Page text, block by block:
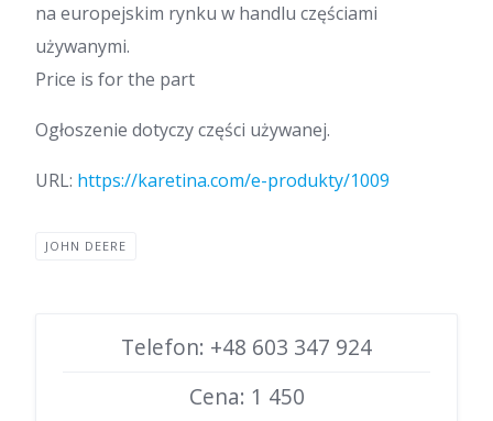
na europejskim rynku w handlu częściami
używanymi.
Price is for the part
Ogłoszenie dotyczy części używanej.
URL: https://karetina.com/e-produkty/1009
JOHN DEERE
Telefon: +48 603 347 924
Cena: 1 450